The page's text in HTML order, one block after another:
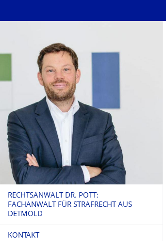
RECHTSANWALT DR. POTT:
FACHANWALT FÜR STRAFRECHT AUS
DETMOLD
KONTAKT